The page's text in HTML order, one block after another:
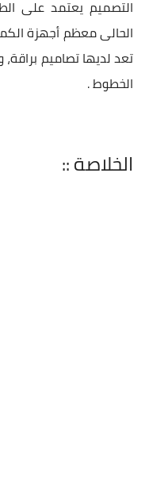
التصميم يعتمد على
الحالى معظم أجهزة
تعد لديها تصاميم براقة،
الخطوط .
الخلاصة ::